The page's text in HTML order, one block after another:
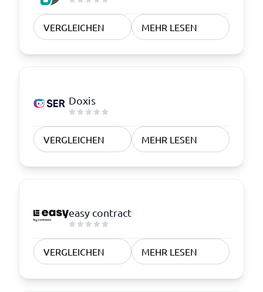
VERGLEICHEN MEHR LESEN
Doxis
VERGLEICHEN MEHR LESEN
easy contract
VERGLEICHEN MEHR LESEN